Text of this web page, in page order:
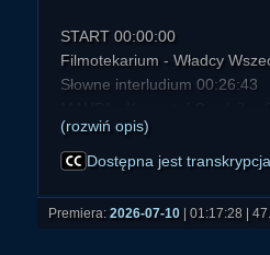
START 00:00:00
Filmotekarium - Władcy
Słowne interludium 00:26:43
Słowne interludium 00:43:03
Z archiwum ABW 00:43:38
(rozwiń opis)
Dostępna jest
Premiera: 2026-07-10 | 01:17:28 |